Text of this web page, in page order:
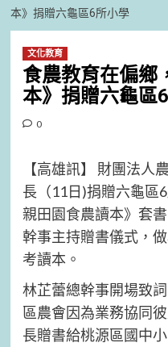
本》捐贈六龜區6所小學
文化教育
食農教育在偏鄉
本》捐贈六龜區
0
【高雄訊】 財團法人
長（11日)捐贈六龜區
親田園食農讀本》套
幹事主持贈書儀式，
考讀本。
林芷蕾總幹事開場致
區農會因為業務協同
長贈書給桃源區國中